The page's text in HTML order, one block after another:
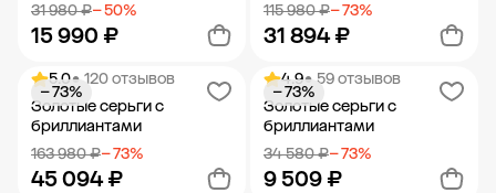
31 980 ₽− 50%
15 990 ₽
Добавить в корзину
115 980 ₽− 73%
31 894 ₽
Добавить в корзину
5.0• 120 отзывов
Золотые серьги с
бриллиантами
163 980 ₽− 73%
45 094 ₽
− 73%
4.9• 59 отзывов
Золотые серьги с
бриллиантами
34 580 ₽− 73%
9 509 ₽
− 73%